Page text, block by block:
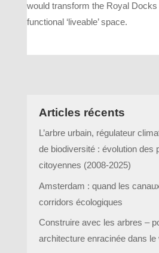
would transform the Royal Docks
functional ‘liveable’ space.
Articles récents
L’arbre urbain, régulateur
de biodiversité : évolution des
citoyennes (2008-2025)
Amsterdam : quand les
corridors écologiques
Construire avec les arbres –
architecture enracinée dans le